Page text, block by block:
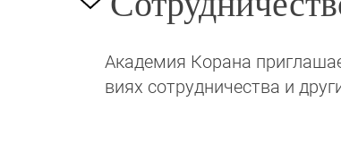
Академия Корана
виях сотрудни­чест­ва и